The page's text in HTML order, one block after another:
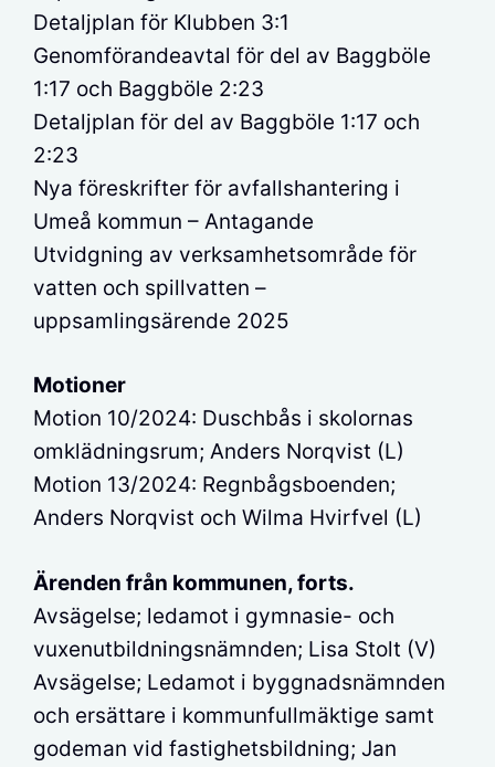
Detaljplan för Klubben 3:1
Genomförandeavtal för del av Baggböle
1:17 och Baggböle 2:23
Detaljplan för del av Baggböle 1:17 och
2:23
Nya föreskrifter för avfallshantering i
Umeå kommun – Antagande
Utvidgning av verksamhetsområde för
vatten och spillvatten –
uppsamlingsärende 2025
Motioner
Motion 10/2024: Duschbås i skolornas
omklädningsrum; Anders Norqvist (L)
Motion 13/2024: Regnbågsboenden;
Anders Norqvist och Wilma Hvirfvel (L)
Ärenden från kommunen, forts.
Avsägelse; ledamot i gymnasie- och
vuxenutbildningsnämnden; Lisa Stolt (V)
Avsägelse; Ledamot i byggnadsnämnden
och ersättare i kommunfullmäktige samt
godeman vid fastighetsbildning; Jan